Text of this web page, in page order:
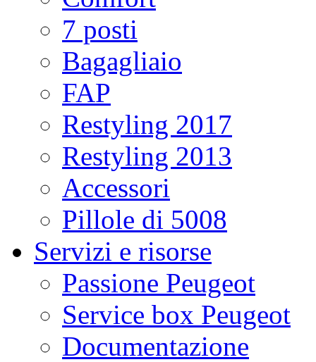
7 posti
Bagagliaio
FAP
Restyling 2017
Restyling 2013
Accessori
Pillole di 5008
Servizi e risorse
Passione Peugeot
Service box Peugeot
Documentazione